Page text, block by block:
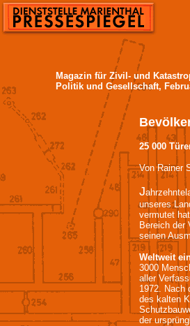
Magazin für Zivil- und
Politik und Gesellschaft,
25 000
Von Rainer
J
unseres
vermutet
Bereich der
seinen
Weltweit
3000
aller
1972. Nach
des kalten
der